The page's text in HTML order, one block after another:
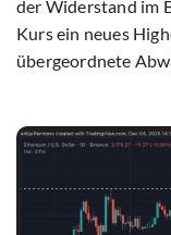
der Widerstand im
Kurs ein neues
übergeordnete